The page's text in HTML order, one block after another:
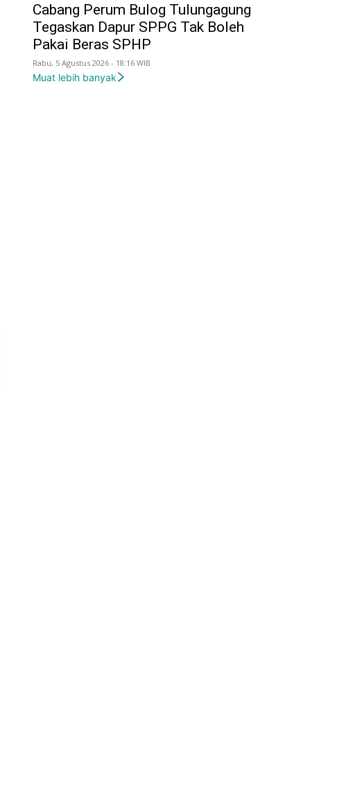
Cabang Perum Bulog Tulungagung
Tegaskan Dapur SPPG Tak Boleh
Pakai Beras SPHP
Rabu, 5 Agustus 2026 - 18:16 WIB
Muat lebih banyak